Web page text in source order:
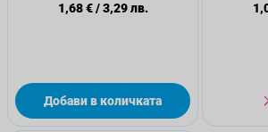
1,68 €/3,29 лв.
Добави в количката